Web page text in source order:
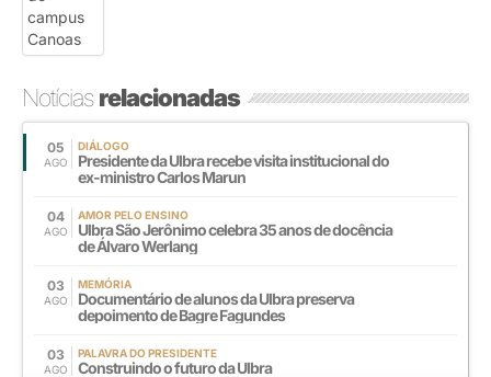
Notíciasrelacionadas
05
AGO
DIÁLOGO
Presidente da Ulbra recebe visita institucional do
ex-ministro Carlos Marun
04
AGO
AMOR PELO ENSINO
Ulbra São Jerônimo celebra 35 anos de docência
de Álvaro Werlang
03
AGO
MEMÓRIA
Documentário de alunos da Ulbra preserva
depoimento de Bagre Fagundes
03
AGO
PALAVRA DO PRESIDENTE
Construindo o futuro da Ulbra